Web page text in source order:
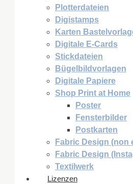
Plotterdateien
Digistamps
Karten
Digitale E-Cards
Stickdateien
Bügelbildvorlagen
Digitale Papiere
Shop Print at Home
Poster
Fensterbilder
Postkarten
Fabric Design (non
Fabric Design
Textilwerk
Lizenzen